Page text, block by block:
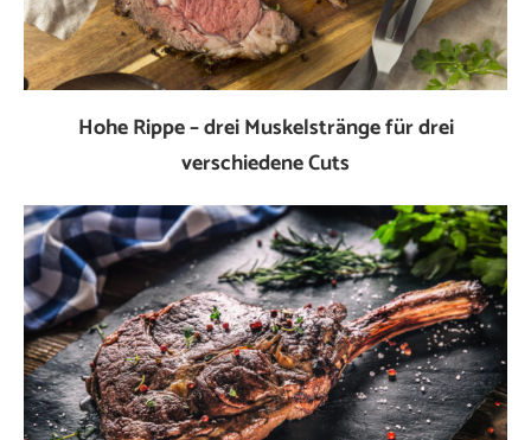
Hohe Rippe – drei Muskelstränge für drei
verschiedene Cuts